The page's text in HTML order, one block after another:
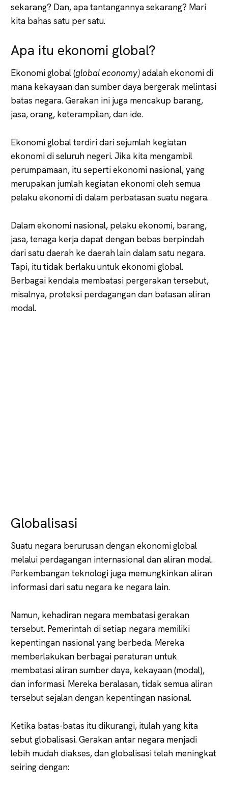
sekarang? Dan, apa tantangannya sekarang? Mari
kita bahas satu per satu.
Apa itu ekonomi global?
Ekonomi global (global economy)adalah ekonomi di
mana kekayaan dan sumber daya bergerak melintasi
batas negara. Gerakan ini juga mencakup barang,
jasa, orang, keterampilan, dan ide.
Ekonomi global terdiri dari sejumlah kegiatan
ekonomi di seluruh negeri. Jika kita mengambil
perumpamaan, itu seperti ekonomi nasional, yang
merupakan jumlah kegiatan ekonomi oleh semua
pelaku ekonomi di dalam perbatasan suatu negara.
Dalam ekonomi nasional, pelaku ekonomi, barang,
jasa, tenaga kerja dapat dengan bebas berpindah
dari satu daerah ke daerah lain dalam satu negara.
Tapi, itu tidak berlaku untuk ekonomi global.
Berbagai kendala membatasi pergerakan tersebut,
misalnya, proteksi perdagangan dan batasan aliran
modal.
Globalisasi
Suatu negara berurusan dengan ekonomi global
melalui perdagangan internasional dan aliran modal.
Perkembangan teknologi juga memungkinkan aliran
informasi dari satu negara ke negara lain.
Namun, kehadiran negara membatasi gerakan
tersebut. Pemerintah di setiap negara memiliki
kepentingan nasional yang berbeda. Mereka
memberlakukan berbagai peraturan untuk
membatasi aliran sumber daya, kekayaan (modal),
dan informasi. Mereka beralasan, tidak semua aliran
tersebut sejalan dengan kepentingan nasional.
Ketika batas-batas itu dikurangi, itulah yang kita
sebut globalisasi. Gerakan antar negara menjadi
lebih mudah diakses, dan globalisasi telah meningkat
seiring dengan: